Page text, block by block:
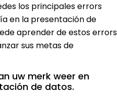
los principales errors
en la presentación de
aprender de estos errors
sus metas de
uw merk weer en
de datos.